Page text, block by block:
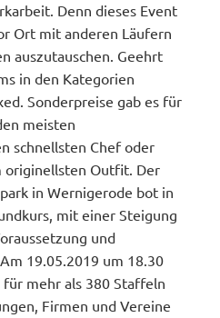
Denn dieses Event
Ort mit anderen Läufern
auszutauschen. Geehrt
in den Kategorien
Sonderpreise gab es für
meisten
schnellsten Chef oder
originellsten Outfit. Der
in Wernigerode bot in
mit einer Steigung
und
19.05.2019 um 18.30
mehr als 380 Staffeln
Firmen und Vereine